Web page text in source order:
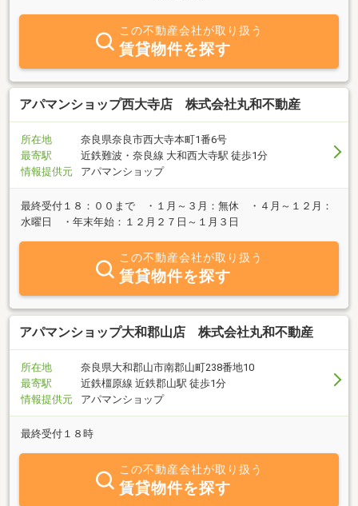
この不動産会社が取り扱う
賃貸物件を探す
アパマンショップ西大寺店 株式会社丸和不動産
所在地
奈良県奈良市西大寺本町1番6号
最寄駅
近鉄難波・奈良線 大和西大寺駅 徒歩1分
情報提供元
アパマンショップ
最終受付１８：００まで ・１月～３月：無休 ・４月～１２月：
水曜日 ・年末年始：１２月２７日～１月３日
この不動産会社が取り扱う
賃貸物件を探す
アパマンショップ大和郡山店 株式会社丸和不動産
所在地
奈良県大和郡山市南郡山町238番地10
最寄駅
近鉄橿原線 近鉄郡山駅 徒歩1分
情報提供元
アパマンショップ
最終受付１８時
この不動産会社が取り扱う
賃貸物件を探す